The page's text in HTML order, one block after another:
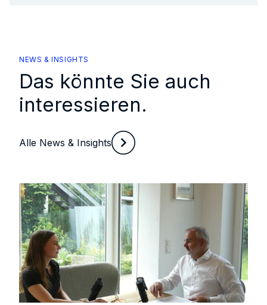
NEWS & INSIGHTS
Das könnte Sie auch
interessieren.
Alle News & Insights